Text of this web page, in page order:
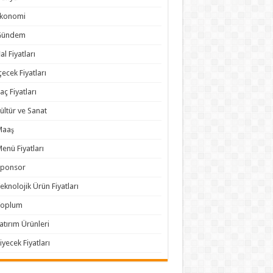
Fiyatları
Fiyatları
Fiyatları
ve Sanat
Fiyatları
Ürün Fiyatları
Ürünleri
Fiyatları